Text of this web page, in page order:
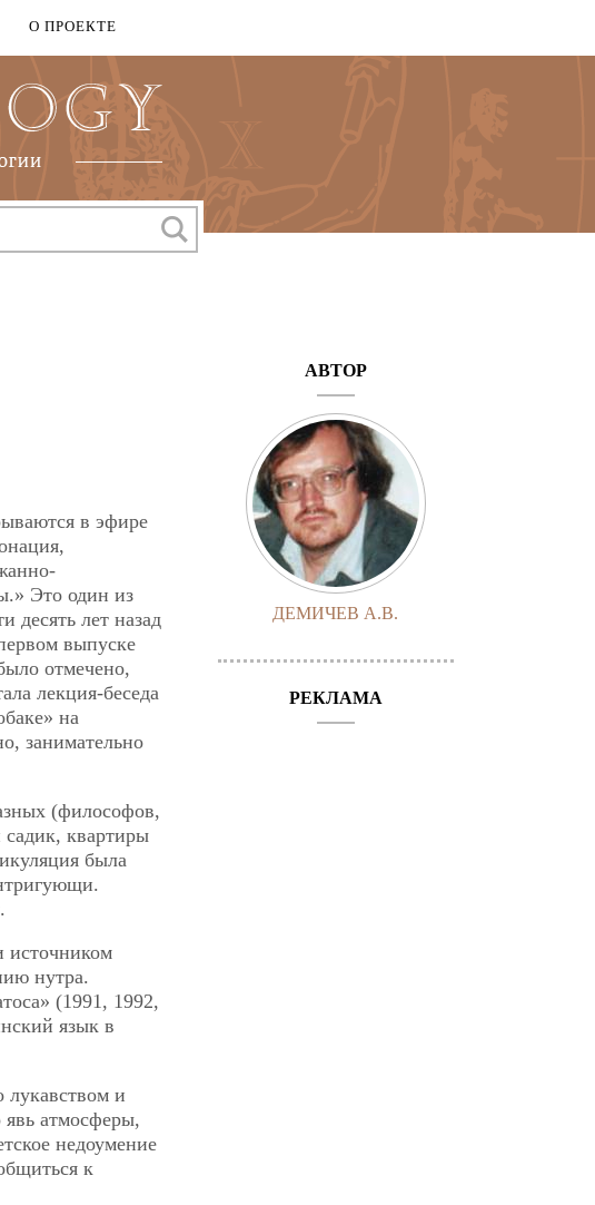
О ПРОЕКТЕ
в эфире
Это один из
десять лет назад
выпуске
отмечено,
лекция-беседа
на
занимательно
(философов,
квартиры
была
источником
нутра.
(1991, 1992,
язык в
лукавством и
атмосферы,
недоумение
к
АВТОР
ДЕМИЧЕВ А.В.
РЕКЛАМА